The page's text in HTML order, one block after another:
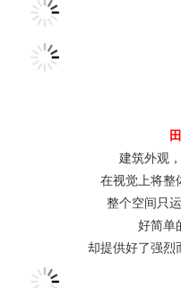
建筑外观
在视觉上将整
整个空间只
好简单
却提供好了强烈